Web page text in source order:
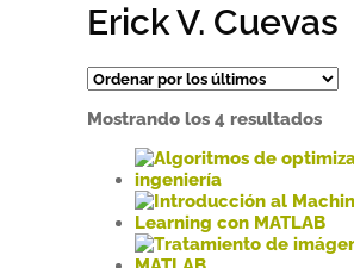
Erick V. Cuevas
Mostrando los 4 resultados
los
Este
producto
tiene
Este